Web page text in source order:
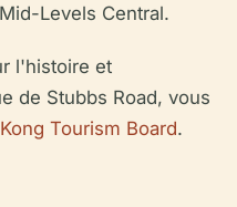
Levels Central.
l'histoire et
de Stubbs Road, vous
Tourism Board.